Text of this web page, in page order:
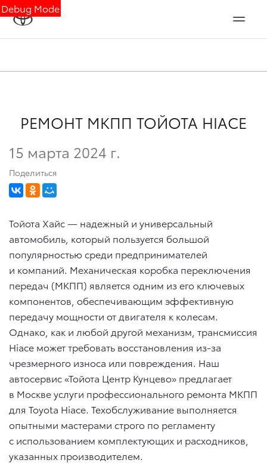
Debug Mode
РЕМОНТ МКПП ТОЙОТА HIACE
15 марта 2024 г.
Поделиться
Тойота Хайс — надежный и универсальный
автомобиль, который пользуется большой
популярностью среди предпринимателей
и компаний. Механическая коробка переключения
передач (МКПП) является одним из его ключевых
компонентов, обеспечивающим эффективную
передачу мощности от двигателя к колесам.
Однако, как и любой другой механизм, трансмиссия
Hiace может требовать восстановления из-за
чрезмерного износа или повреждения. Наш
автосервис «Тойота Центр Кунцево» предлагает
в Москве услуги профессионального ремонта МКПП
для Toyota Hiace. Техобслуживание выполняется
опытными мастерами строго по регламенту
с использованием комплектующих и расходников,
указанных производителем.